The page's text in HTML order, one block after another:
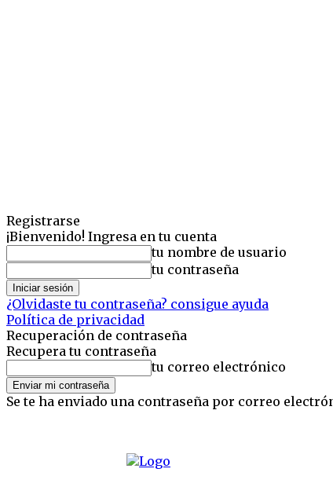
Registrarse
¡Bienvenido! Ingresa en tu cuenta
tu nombre de usuario
tu contraseña
¿Olvidaste tu contraseña? consigue ayuda
Política de privacidad
Recuperación de contraseña
Recupera tu contraseña
tu correo electrónico
Se te ha enviado una contraseña por correo